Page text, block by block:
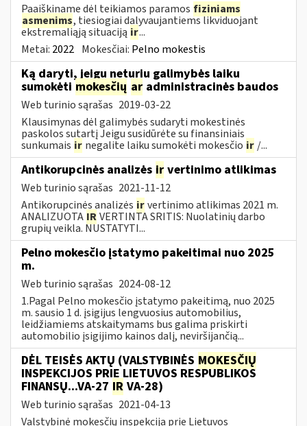
Paaiškiname dėl teikiamos paramos fiziniams
asmenims, tiesiogiai dalyvaujantiems likviduojant
ekstremaliąją situaciją ir...
Metai: 2022 Mokesčiai: Pelno mokestis
Ką daryti, jeigu neturiu galimybės laiku
sumokėti mokesčių ar administracinės baudos
Web turinio sąrašas 2019-03-22
Klausimynas dėl galimybės sudaryti mokestinės
paskolos sutartį Jeigu susidūrėte su finansiniais
sunkumais ir negalite laiku sumokėti mokesčio ir /...
Antikorupcinės analizės ir vertinimo atlikimas
Web turinio sąrašas 2021-11-12
Antikorupcinės analizės irvertinimo atlikimas 2021 m.
ANALIZUOTA IRVERTINTA SRITIS: Nuolatinių darbo
grupių veikla. NUSTATYTI...
Pelno mokesčio įstatymo pakeitimai nuo 2025
m.
Web turinio sąrašas 2024-08-12
1.Pagal Pelno mokesčio įstatymo pakeitimą, nuo 2025
m. sausio 1 d. įsigijus lengvuosius automobilius,
leidžiamiems atskaitymams bus galima priskirti
automobilio įsigijimo kainos dalį, neviršijančią...
DĖL TEISĖS AKTŲ (VALSTYBINĖS MOKESČIŲ
INSPEKCIJOS PRIE LIETUVOS RESPUBLIKOS
FINANSŲ...VA-27 IR VA-28)
Web turinio sąrašas 2021-04-13
Valstybinė mokesčių inspekcija prie Lietuvos